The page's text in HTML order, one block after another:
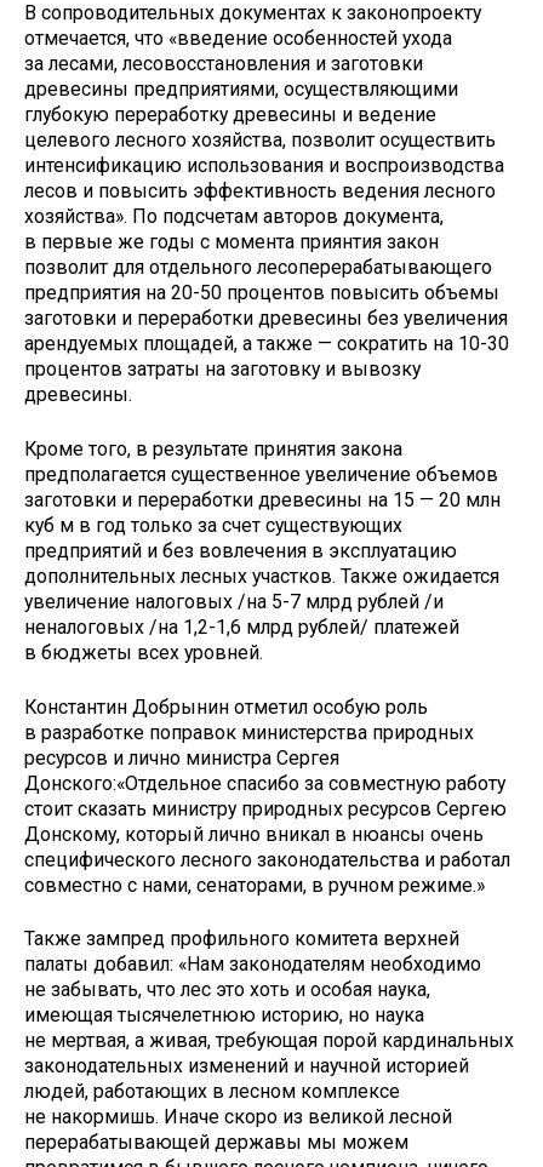
В сопроводительных документах к законопроекту
отмечается, что «введение особенностей ухода
за лесами, лесовосстановления и заготовки
древесины предприятиями, осуществляющими
глубокую переработку древесины и ведение
целевого лесного хозяйства, позволит осуществить
интенсификацию использования и воспроизводства
лесов и повысить эффективность ведения лесного
хозяйства». По подсчетам авторов документа,
в первые же годы с момента приянтия закон
позволит для отдельного лесоперерабатывающего
предприятия на 20-50 процентов повысить объемы
заготовки и переработки древесины без увеличения
арендуемых площадей, а также — сократить на 10-30
процентов затраты на заготовку и вывозку
древесины.
Кроме того, в результате принятия закона
предполагается существенное увеличение объемов
заготовки и переработки древесины на 15 — 20 млн
куб м в год только за счет существующих
предприятий и без вовлечения в эксплуатацию
дополнительных лесных участков. Также ожидается
увеличение налоговых /на 5-7 млрд рублей /и
неналоговых /на 1,2-1,6 млрд рублей/ платежей
в бюджеты всех уровней.
Константин Добрынин отметил особую роль
в разработке поправок министерства природных
ресурсов и лично министра Сергея
Донского:«Отдельное спасибо за совместную работу
стоит сказать министру природных ресурсов Сергею
Донскому, который лично вникал в нюансы очень
специфического лесного законодательства и работал
совместно с нами, сенаторами, в ручном режиме.»
Также зампред профильного комитета верхней
палаты добавил: «Нам законодателям необходимо
не забывать, что лес это хоть и особая наука,
имеющая тысячелетнюю историю, но наука
не мертвая, а живая, требующая порой кардинальных
законодательных изменений и научной историей
людей, работающих в лесном комплексе
не накормишь. Иначе скоро из великой лесной
перерабатывающей державы мы можем